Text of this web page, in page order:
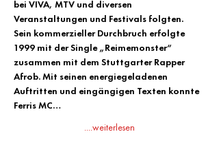
bei VIVA, MTV und diversen
Veranstaltungen und Festivals folgten.
Sein kommerzieller Durchbruch erfolgte
1999 mit der Single „Reimemonster“
zusammen mit dem Stuttgarter Rapper
Afrob. Mit seinen energiegeladenen
Auftritten und eingängigen Texten konnte
Ferris MC…
....weiterlesen